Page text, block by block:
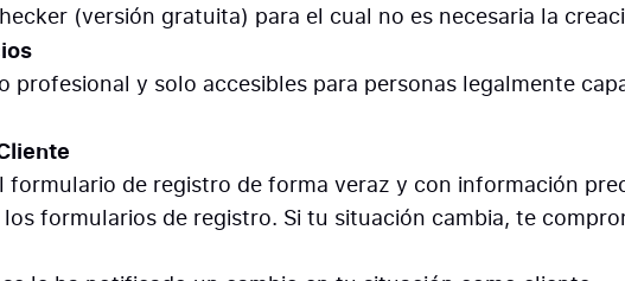
(versión gratuita) para el cual no es necesaria la
profesional y solo accesibles para personas legalmente
de registro de forma veraz y con información
formularios de registro. Si tu situación cambia, te